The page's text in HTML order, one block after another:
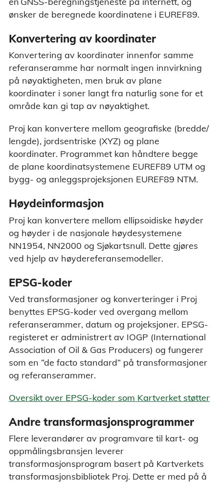
ønsker de beregnede koordinatene i EUREF89.
Konvertering av koordinater
Konvertering av koordinater innenfor samme
referanseramme har normalt ingen innvirkning
på nøyaktigheten, men bruk av plane
koordinater i soner langt fra naturlig sone for et
område kan gi tap av nøyaktighet.
Proj kan konvertere mellom geografiske (bredde/
lengde), jordsentriske (XYZ) og plane
koordinater. Programmet kan håndtere begge
de plane koordinatsystemene EUREF89 UTM og
bygg- og anleggsprojeksjonen EUREF89 NTM.
Høydeinformasjon
Proj kan konvertere mellom ellipsoidiske høyder
og høyder i de nasjonale høydesystemene
NN1954, NN2000 og Sjøkartsnull. Dette gjøres
ved hjelp av høydereferansemodeller.
EPSG-koder
Ved transformasjoner og konverteringer i Proj
benyttes EPSG-koder ved overgang mellom
referanserammer, datum og projeksjoner. EPSG-
registeret er administrert av IOGP (International
Association of Oil & Gas Producers) og fungerer
som en “de facto standard” på transformasjoner
og referanserammer.
Oversikt over EPSG-koder som Kartverket støtter
Andre transformasjonsprogrammer
Flere leverandører av programvare til kart- og
oppmålingsbransjen leverer
transformasjonsprogram basert på Kartverkets
transformasjonsbibliotek Proj. Dette er med på å